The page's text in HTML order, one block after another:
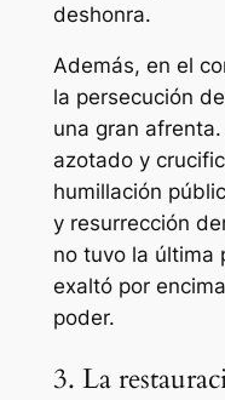
deshonra.
Además, en el
la persecución
una gran
azotado y
humillación
y resurrección
no tuvo la última
exaltó por
poder.
3. La